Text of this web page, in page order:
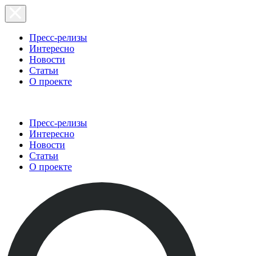
Пресс-релизы
Интересно
Новости
Статьи
О проекте
Пресс-релизы
Интересно
Новости
Статьи
О проекте